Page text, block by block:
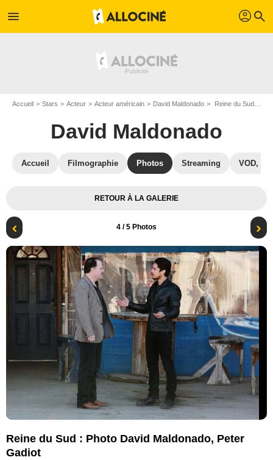
menu profil search
Accueil Stars Acteur Acteur américain David Maldonado Reine du Sud : Photo David Maldonado, Peter Gadiot
David Maldonado
Accueil Filmographie Photos Streaming VOD,
RETOUR À LA GALERIE
4 / 5 Photos
Reine du Sud : Photo David Maldonado, Peter
Gadiot